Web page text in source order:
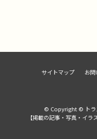
サイトマップ お
© Copyright © トラ
【掲載の記事・写真・イラ